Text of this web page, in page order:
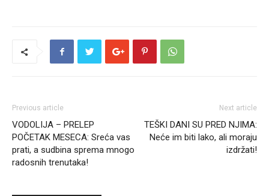
Previous article
VODOLIJA – PRELEP
POČETAK MESECA: Sreća vas
prati, a sudbina sprema mnogo
radosnih trenutaka!
Next article
TEŠKI DANI SU PRED NJIMA:
Neće im biti lako, ali moraju
izdržati!